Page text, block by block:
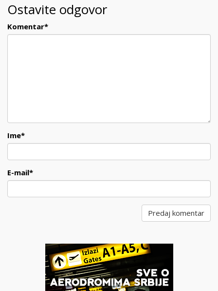
Ostavite odgovor
Komentar*
Ime*
E-mail*